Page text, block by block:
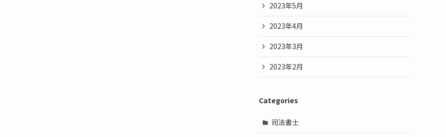
2023年5月
2023年4月
2023年3月
2023年2月
Categories
司法書士